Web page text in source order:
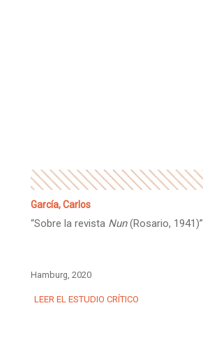
García, Carlos
“Sobre la revista Nun(Rosario, 1941)”
Hamburg, 2020
LEER EL ESTUDIO CRÍTICO